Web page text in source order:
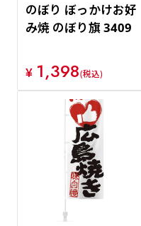
のぼり ぼっかけお好
み焼 のぼり旗 3409
¥ 1,398(税込)